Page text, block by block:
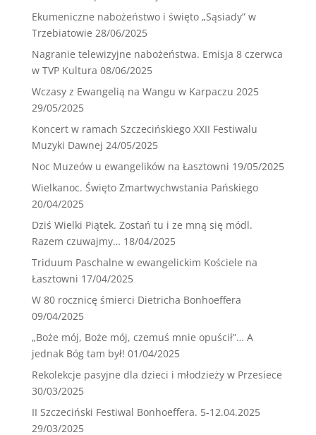
Ekumeniczne nabożeństwo i święto „Sąsiady” w
Trzebiatowie 28/06/2025
Nagranie telewizyjne nabożeństwa. Emisja 8 czerwca
w TVP Kultura 08/06/2025
Wczasy z Ewangelią na Wangu w Karpaczu 2025
29/05/2025
Koncert w ramach Szczecińskiego XXII Festiwalu
Muzyki Dawnej 24/05/2025
Noc Muzeów u ewangelików na Łasztowni 19/05/2025
Wielkanoc. Święto Zmartwychwstania Pańskiego
20/04/2025
Dziś Wielki Piątek. Zostań tu i ze mną się módl.
Razem czuwajmy… 18/04/2025
Triduum Paschalne w ewangelickim Kościele na
Łasztowni 17/04/2025
W 80 rocznicę śmierci Dietricha Bonhoeffera
09/04/2025
„Boże mój, Boże mój, czemuś mnie opuścił”… A
jednak Bóg tam był! 01/04/2025
Rekolekcje pasyjne dla dzieci i młodzieży w Przesiece
30/03/2025
II Szczeciński Festiwal Bonhoeffera. 5-12.04.2025
29/03/2025